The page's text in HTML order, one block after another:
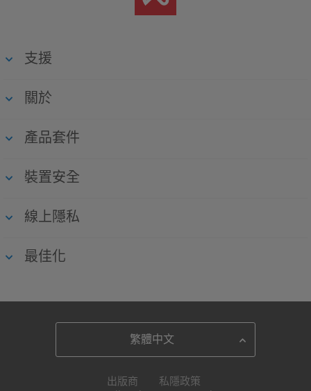
支援
關於
產品套件
裝置安全
線上隱私
最佳化
出版商
私隱政策